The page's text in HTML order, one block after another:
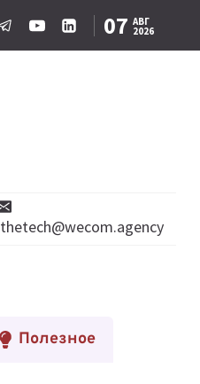
07 АВГ
2026
thetech@wecom.agency
Полезное